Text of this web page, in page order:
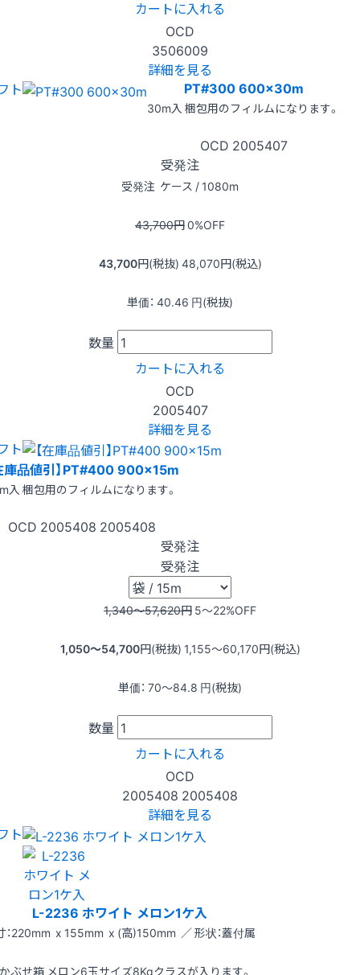
カートに入れる
OCD
3506009
詳細を見る
ト
PT#300 600x30m
30m入 梱包用のフィルムになります。
OCD 2005407
受発注
受発注 ケース / 1080m
43,700円0%OFF
43,700円(税抜) 48,070円(税込)
単価： 40.46 円(税抜)
数量
カートに入れる
OCD
2005407
詳細を見る
ト
庫品値引】PT#400 900x15m
入 梱包用のフィルムになります。
OCD 2005408 2005408
受発注
受発注
1,340〜57,620円 5〜22%OFF
1,050〜54,700円(税抜) 1,155〜60,170円(税込)
単価： 70〜84.8 円(税抜)
数量
カートに入れる
OCD
2005408 2005408
詳細を見る
ト
L-2236 ホワイト メロン1ケ入
：220mm x 155mm x (高)150mm ／ 形状：蓋付属
ぶせ箱 メロン6玉サイズ8Kgクラスが入ります。